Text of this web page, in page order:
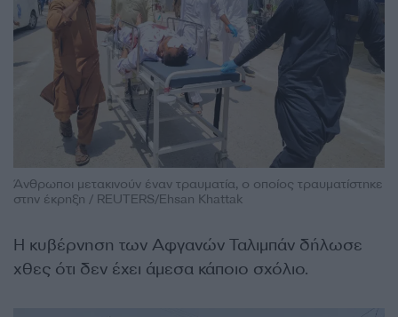
Άνθρωποι μετακινούν έναν τραυματία, ο οποίος τραυματίστηκε
στην έκρηξη / REUTERS/Ehsan Khattak
Η κυβέρνηση των Αφγανών Ταλιμπάν δήλωσε
χθες ότι δεν έχει άμεσα κάποιο σχόλιο.